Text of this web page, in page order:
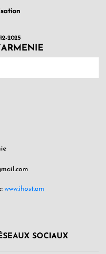
2025
www.ihost.am
SOCIAUX